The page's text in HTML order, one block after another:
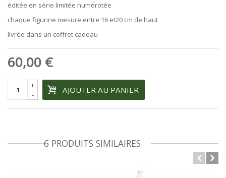
éditée en série limitée numérotée
chaque figurine mesure entre 16 et20 cm de haut
livrée dans un coffret cadeau
60,00 €
-
+ AJOUTER AU PANIER
6 PRODUITS SIMILAIRES